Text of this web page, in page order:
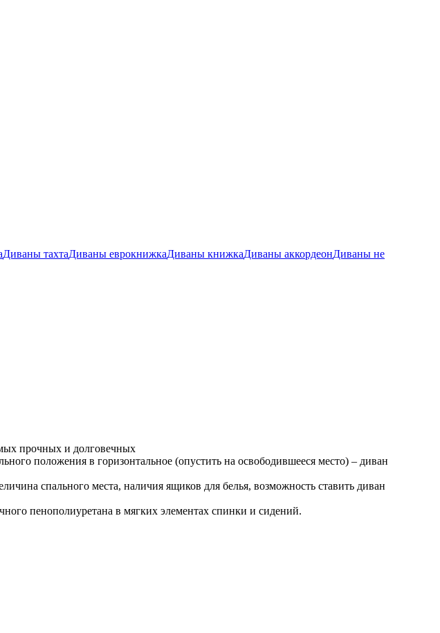
Диваны тахтаДиваны еврокнижкаДиваны книжкаДиваны аккордеонДиваны не
прочных и долговечных
положения в горизонтальное (опустить на освободившееся место) – диван
спального места, наличия ящиков для белья, возможность ставить диван
пенополиуретана в мягких элементах спинки и сидений.